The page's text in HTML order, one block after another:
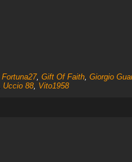
Fortuna27, Gift Of Faith, Giorgio
Uccio 88, Vito1958